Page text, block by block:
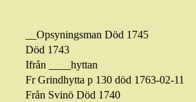
Opsyningsman Död 1745
Död 1743
Ifrån ____hyttan
FrGrindhytta p 130 död 1763-02-11
Från Svinö Död 1740